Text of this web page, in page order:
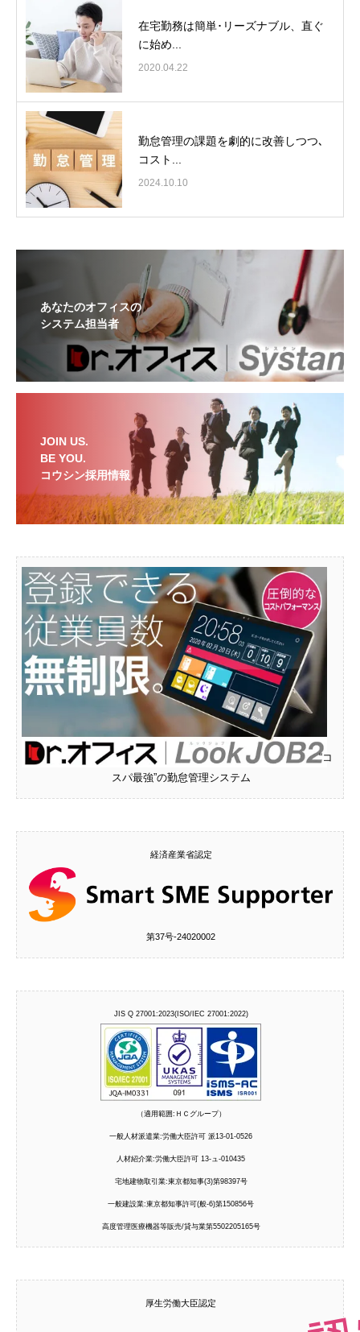
在宅勤務は簡単･リーズナブル、直ぐ
に始め...
2020.04.22
勤怠管理の課題を劇的に改善しつつ､
コスト...
2024.10.10
あなたのオフィスの
システム担当者
JOIN US.
BE YOU.
コウシン採用情報
“コ
スパ最強”の勤怠管理システム
経済産業省認定
第37号‐24020002
JIS Q 27001:2023(ISO/IEC 27001:2022)
（適用範囲:ＨＣグループ）
一般人材派遣業:労働大臣許可 派13-01-0526
人材紹介業:労働大臣許可 13-ュ-010435
宅地建物取引業:東京都知事(3)第98397号
一般建設業:東京都知事許可(般-6)第150856号
高度管理医療機器等販売/貸与業第5502205165号
厚生労働大臣認定